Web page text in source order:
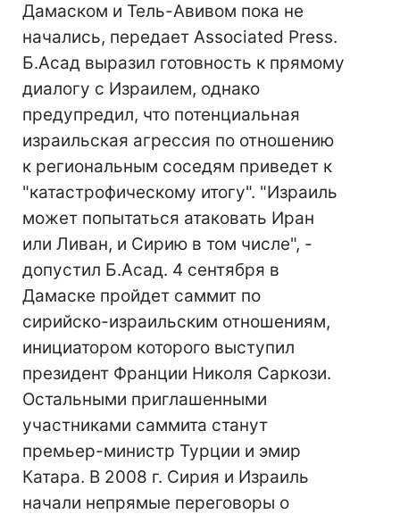
Дамаском и Тель-Авивом пока не
начались, передает Associated Press.
Б.Асад выразил готовность к прямому
диалогу с Израилем, однако
предупредил, что потенциальная
израильская агрессия по отношению
к региональным соседям приведет к
"катастрофическому итогу". "Израиль
может попытаться атаковать Иран
или Ливан, и Сирию в том числе", -
допустил Б.Асад. 4 сентября в
Дамаске пройдет саммит по
сирийско-израильским отношениям,
инициатором которого выступил
президент Франции Николя Саркози.
Остальными приглашенными
участниками саммита станут
премьер-министр Турции и эмир
Катара. В 2008 г. Сирия и Израиль
начали непрямые переговоры о